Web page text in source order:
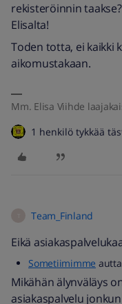
rekisteröinnin
Elisalta!
Toden totta, ei kaikki
aikomustakaan.
Mm. Elisa Viihde
1 henkilö tykkää
Team_Finland
Eikä
Sometiimimme
Mikähän älynväläys
asiakaspalvelu